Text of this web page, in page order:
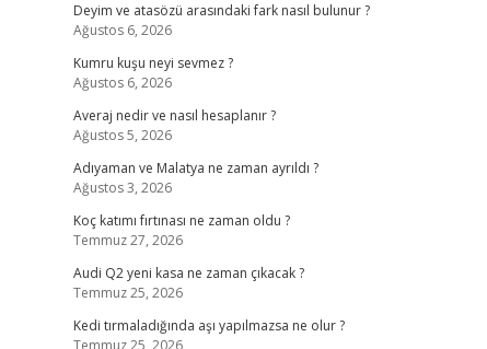
Deyim ve atasözü arasındaki fark nasıl bulunur ?
Ağustos 6, 2026
Kumru kuşu neyi sevmez ?
Ağustos 6, 2026
Averaj nedir ve nasıl hesaplanır ?
Ağustos 5, 2026
Adıyaman ve Malatya ne zaman ayrıldı ?
Ağustos 3, 2026
Koç katımı fırtınası ne zaman oldu ?
Temmuz 27, 2026
Audi Q2 yeni kasa ne zaman çıkacak ?
Temmuz 25, 2026
Kedi tırmaladığında aşı yapılmazsa ne olur ?
Temmuz 25, 2026